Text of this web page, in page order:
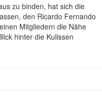
zu binden, hat sich die
den Ricardo Fernando
Mitgliedern die Nähe
hinter die Kulissen